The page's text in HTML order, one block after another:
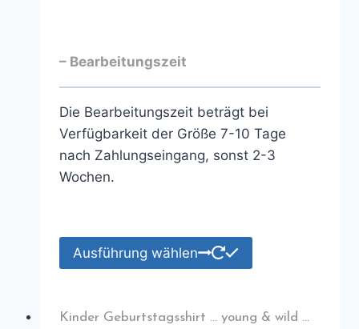
– Bearbeitungszeit
Die Bearbeitungszeit beträgt bei
Verfügbarkeit der Größe 7-10 Tage
nach Zahlungseingang, sonst 2-3
Wochen.
Ausführung wählen
Kinder Geburtstagsshirt … young & wild …